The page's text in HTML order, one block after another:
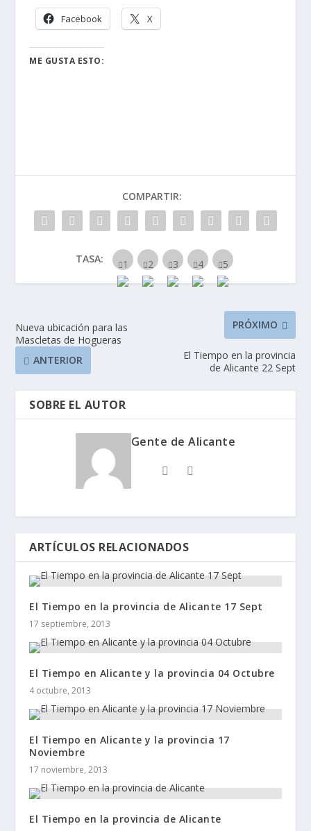
Facebook X
ME GUSTA ESTO:
COMPARTIR:
TASA:
Nueva ubicación para las
Mascletas de Hogueras
ANTERIOR
PRÓXIMO
El Tiempo en la provincia
de Alicante 22 Sept
SOBRE EL AUTOR
Gente de Alicante
ARTÍCULOS RELACIONADOS
El Tiempo en la provincia de Alicante 17 Sept
17 septiembre, 2013
El Tiempo en Alicante y la provincia 04 Octubre
4 octubre, 2013
El Tiempo en Alicante y la provincia 17
Noviembre
17 noviembre, 2013
El Tiempo en la provincia de Alicante